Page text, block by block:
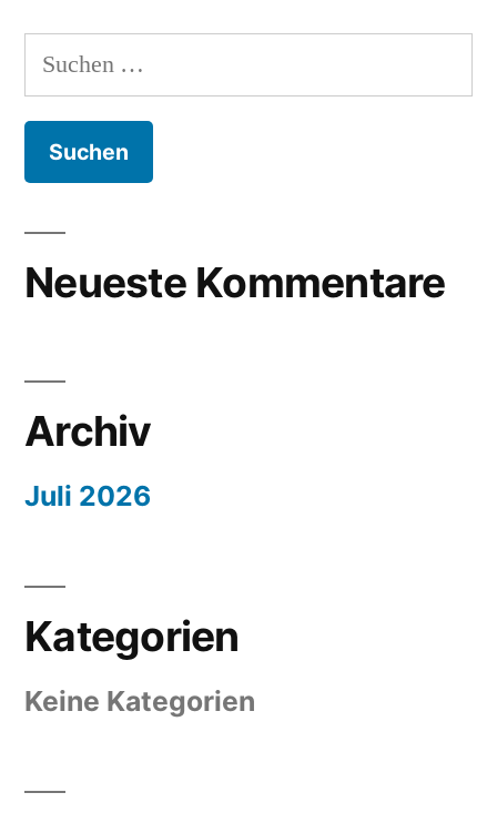
Suche
nach:
Neueste Kommentare
Archiv
Juli 2026
Kategorien
Keine Kategorien